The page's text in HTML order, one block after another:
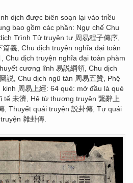
dịch được biên soạn lại vào triều
bao gồm các phần: Ngự chế Chu
Trình Tử truyện tự 周易程子傳序,
義, Chu dịch truyện nghĩa đại toàn
Chu dịch truyện nghĩa đại toàn phàm
cương lĩnh 易説綱領, Chu dịch
説, Chu dịch ngũ tán 周易五贊, Phệ
周易上經: 64 quẻ: mở đầu là quẻ
tế 未濟, Hệ từ thượng truyện 繋辭上
, Thuyết quái truyện 説卦傳, Tự quái
雜卦傳.